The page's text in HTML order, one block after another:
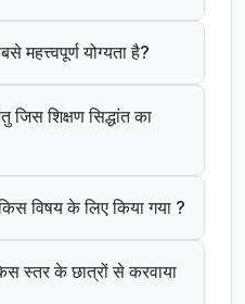
महत्त्वपूर्ण योग्यता है?
जिस शिक्षण सिद्धांत का
विषय के लिए किया गया ?
स्तर के छात्रों से करवाया